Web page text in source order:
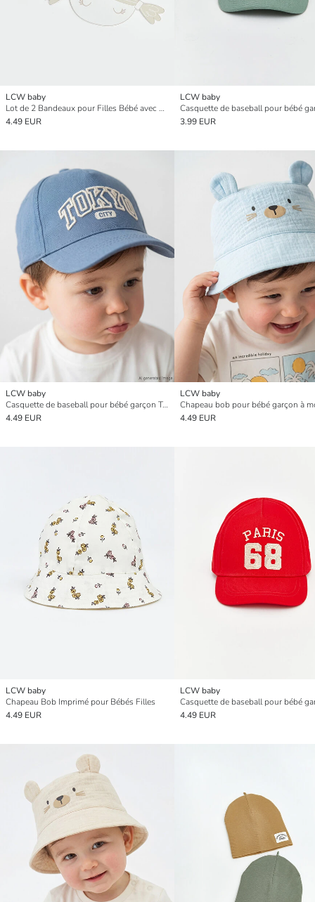
LCW baby
Lot de 2 Bandeaux pour Filles Bébé avec Détail en Tulle
4.49 EUR
LCW baby
3.99 EUR
LCW baby
Casquette de baseball pour bébé garçon Tokyo brodée
4.49 EUR
LCW baby
4.49 EUR
LCW baby
Chapeau Bob Imprimé pour Bébés Filles
4.49 EUR
LCW baby
4.49 EUR